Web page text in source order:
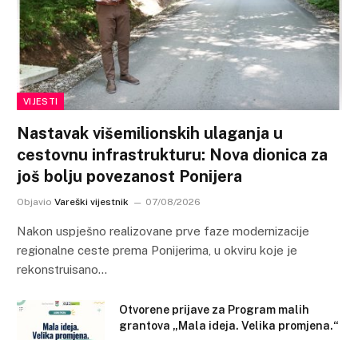
VIJESTI
Nastavak višemilionskih ulaganja u
cestovnu infrastrukturu: Nova dionica za
još bolju povezanost Ponijera
Objavio Vareški vijestnik 07/08/2026
Nakon uspješno realizovane prve faze modernizacije
regionalne ceste prema Ponijerima, u okviru koje je
rekonstruisano…
Otvorene prijave za Program malih
grantova „Mala ideja. Velika promjena.“